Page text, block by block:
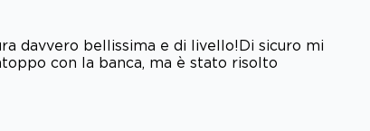
davvero bellissima e di livello!Di sicuro mi
con la banca, ma è stato risolto